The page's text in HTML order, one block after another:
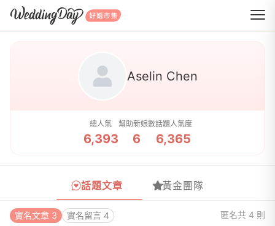
WeddingDay 好婚市集
Aselin Chen
總人氣
6,393
幫助新娘數
6
話題人氣度
6,365
話題文章 黃金團隊
實名文章 3 實名留言 4 匿名共 4 則